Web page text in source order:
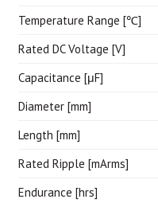
Temperature Range [℃]
Rated DC Voltage [V]
Capacitance [μF]
Diameter [mm]
Length [mm]
Rated Ripple [mArms]
Endurance [hrs]